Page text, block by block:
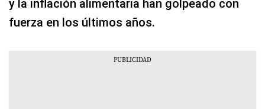
y la inflación alimentaria han golpeado con
fuerza en los últimos años.